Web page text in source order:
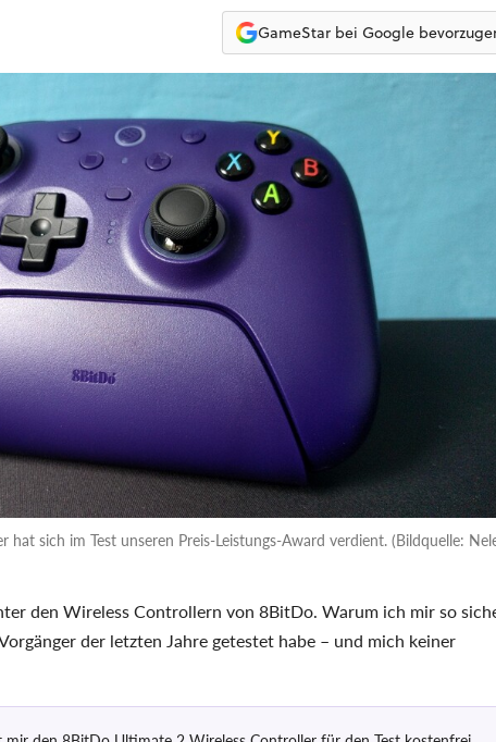
GameStar bei Google
sich im Test unseren Preis-Leistungs-Award verdient. (Bildquelle:
den Wireless Controllern von 8BitDo. Warum ich mir so
der letzten Jahre getestet habe – und mich keiner